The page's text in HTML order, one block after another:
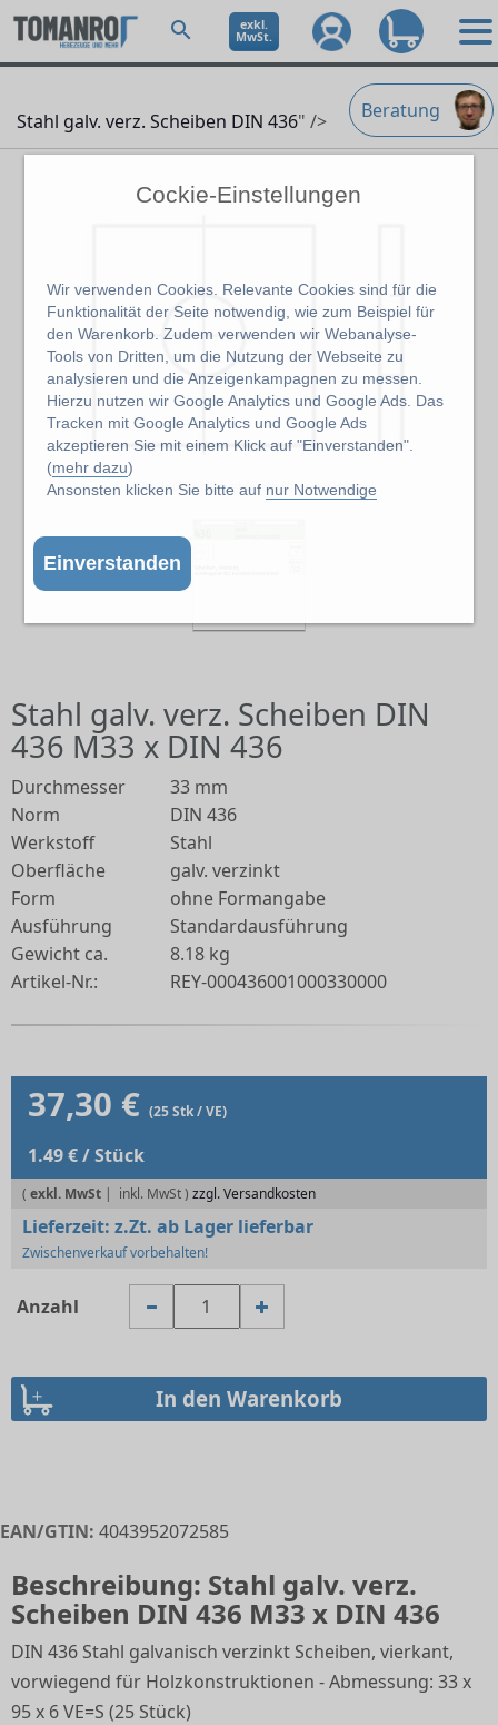
Cockie-Einstellungen
Wir verwenden Cookies. Relevante Cookies sind für die
Funktionalität der Seite notwendig, wie zum Beispiel für
den Warenkorb. Zudem verwenden wir Webanalyse-
Tools von Dritten, um die Nutzung der Webseite zu
analysieren und die Anzeigenkampagnen zu messen.
Hierzu nutzen wir Google Analytics und Google Ads. Das
Tracken mit Google Analytics und Google Ads
akzeptieren Sie mit einem Klick auf "Einverstanden".
(mehr dazu)
Ansonsten klicken Sie bitte auf nur Notwendige
Einverstanden
exkl.
MwSt.
Beratung
Stahl galv. verz. Scheiben DIN 436" />
Abbildung kann abweichen vom Original
Stahl galv. verz. Scheiben DIN
436 M33 x DIN 436
Durchmesser
33 mm
Norm
DIN 436
Werkstoff
Stahl
Oberfläche
galv. verzinkt
Form
ohne Formangabe
Ausführung
Standardausführung
Gewicht ca.
8.18 kg
Artikel-Nr.:
REY-000436001000330000
37,30 € (25 Stk / VE)
1.49 € / Stück
( exkl. MwSt | zzgl. Versandkosten
Lieferzeit: z.Zt. ab Lager lieferbar
Zwischenverkauf vorbehalten!
Anzahl
EAN/GTIN: 4043952072585
Beschreibung: Stahl galv. verz.
Scheiben DIN 436 M33 x DIN 436
DIN 436 Stahl galvanisch verzinkt Scheiben, vierkant,
vorwiegend für Holzkonstruktionen - Abmessung: 33 x
95 x 6 VE=S (25 Stück)